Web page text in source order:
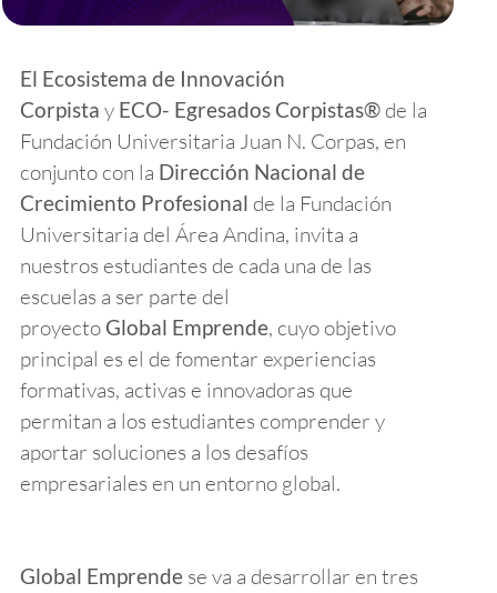
El Ecosistema de Innovación
Corpista y ECO- Egresados Corpistas®de la
Fundación Universitaria Juan N. Corpas, en
conjunto con la Dirección Nacional de
Crecimiento Profesional de la Fundación
Universitaria del Área Andina, invita a
nuestros estudiantes de cada una de las
escuelas a ser parte del
proyecto Global Emprende, cuyo objetivo
principal es el de fomentar experiencias
formativas, activas e innovadoras que
permitan a los estudiantes comprender y
aportar soluciones a los desafíos
empresariales en un entorno global.
Global Emprende se va a desarrollar en tres